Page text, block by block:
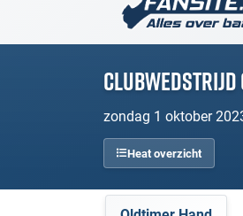
Clubwedstrijd
zondag 1 oktober
Heat overzicht